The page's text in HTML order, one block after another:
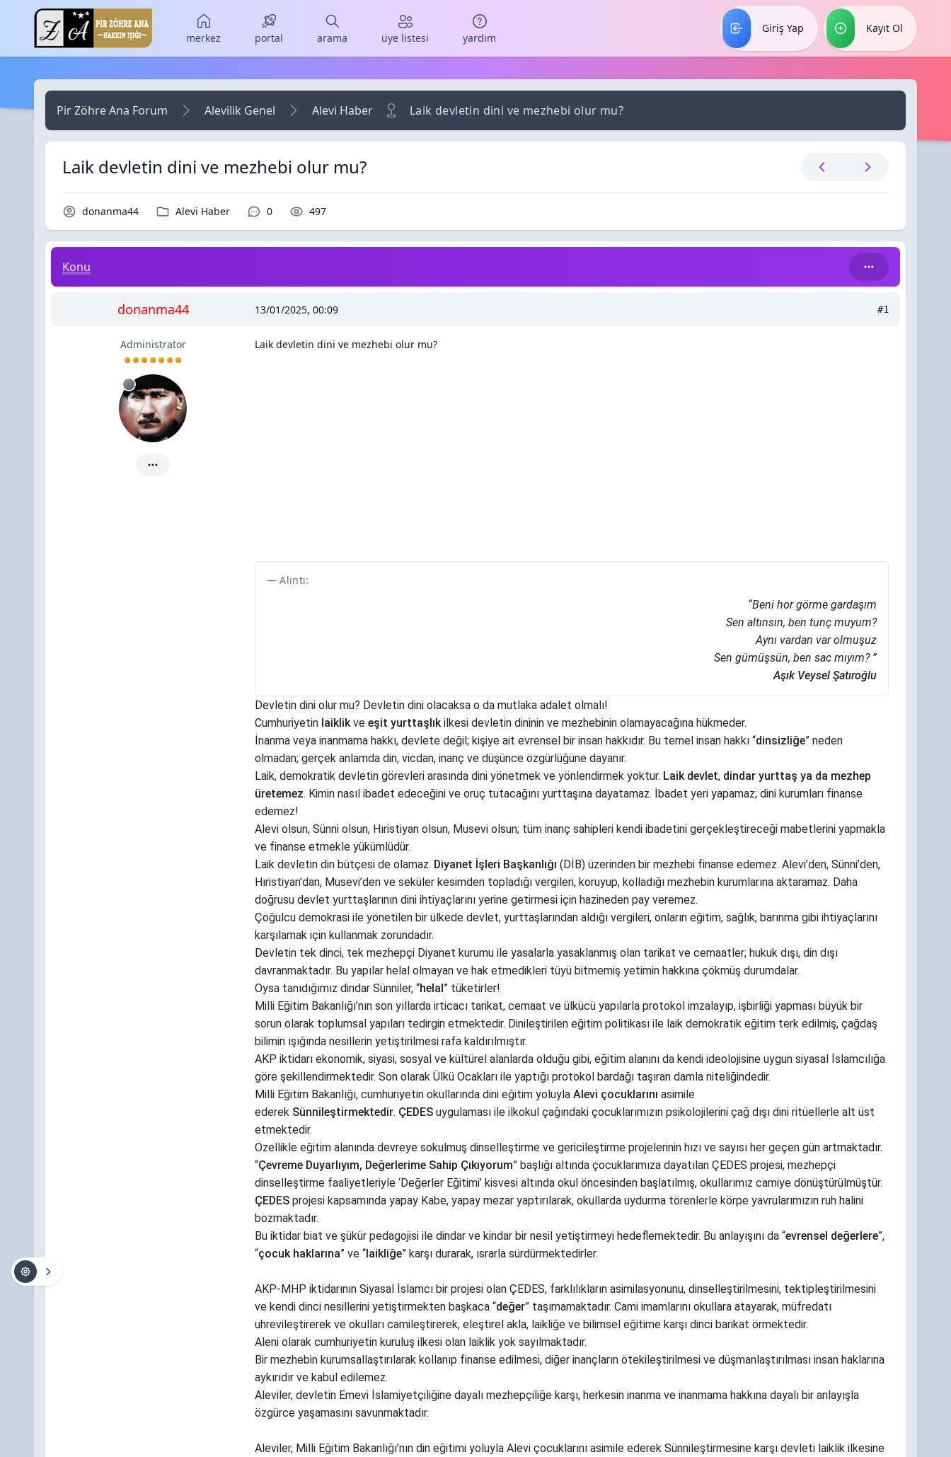
Skip to main content
merkez portal arama üye listesi yardım
Giriş Yap Kayıt Ol
Pir Zöhre Ana Forum Alevilik Genel Alevi Haber Laik devletin dini ve mezhebi olur mu?
Laik devletin dini ve mezhebi olur mu?
Konu Sahibi / Yazar
donanma44 Kategori / Forum
Alevi Haber Yorumlar / Cevaplar
0 Okunma / Görüntüleme
497
Laik devletin dini ve mezhebi olur mu?
Konu
donanma44 13/01/2025, 00:09 #1
Administrator Laik devletin dini ve mezhebi olur mu?
Alıntı:
“Beni hor görme gardaşım
Sen altınsın, ben tunç muyum?
Aynı vardan var olmuşuz
Sen gümüşsün, ben sac mıyım? ”
Aşık Veysel Şatıroğlu
Devletin dini olur mu? Devletin dini olacaksa o da mutlaka adalet olmalı!
Cumhuriyetin laiklikve eşit yurttaşlıkilkesi devletin dininin ve mezhebinin olamayacağına hükmeder.
İnanma veya inanmama hakkı, devlete değil; kişiye ait evrensel bir insan hakkıdır. Bu temel insan hakkı “dinsizliğe” neden
olmadan; gerçek anlamda din, vicdan, inanç ve düşünce özgürlüğüne dayanır.
Laik, demokratik devletin görevleri arasında dini yönetmek ve yönlendirmek yoktur. Laik devlet, dindar yurttaş ya da mezhep
üretemez. Kimin nasıl ibadet edeceğini ve oruç tutacağını yurttaşına dayatamaz. İbadet yeri yapamaz; dini kurumları finanse
edemez!
Alevi olsun, Sünni olsun, Hıristiyan olsun, Musevi olsun; tüm inanç sahipleri kendi ibadetini gerçekleştireceği mabetlerini yapmakla
ve finanse etmekle yükümlüdür.
Laik devletin din bütçesi de olamaz. Diyanet İşleri Başkanlığı (DİB) üzerinden bir mezhebi finanse edemez. Alevi’den, Sünni’den,
Hıristiyan’dan, Musevi’den ve seküler kesimden topladığı vergileri, koruyup, kolladığı mezhebin kurumlarına aktaramaz. Daha
doğrusu devlet yurttaşlarının dini ihtiyaçlarını yerine getirmesi için hazineden pay veremez.
Çoğulcu demokrasi ile yönetilen bir ülkede devlet, yurttaşlarından aldığı vergileri, onların eğitim, sağlık, barınma gibi ihtiyaçlarını
karşılamak için kullanmak zorundadır.
Devletin tek dinci, tek mezhepçi Diyanet kurumu ile yasalarla yasaklanmış olan tarikat ve cemaatler; hukuk dışı, din dışı
davranmaktadır. Bu yapılar helal olmayan ve hak etmedikleri tüyü bitmemiş yetimin hakkına çökmüş durumdalar.
Oysa tanıdığımız dindar Sünniler, “helal” tüketirler!
Milli Eğitim Bakanlığı’nın son yıllarda irticacı tarikat, cemaat ve ülkücü yapılarla protokol imzalayıp, işbirliği yapması büyük bir
sorun olarak toplumsal yapıları tedirgin etmektedir. Dinileştirilen eğitim politikası ile laik demokratik eğitim terk edilmiş, çağdaş
bilimin ışığında nesillerin yetiştirilmesi rafa kaldırılmıştır.
AKP iktidarı ekonomik, siyasi, sosyal ve kültürel alanlarda olduğu gibi, eğitim alanını da kendi ideolojisine uygun siyasal İslamcılığa
göre şekillendirmektedir. Son olarak Ülkü Ocakları ile yaptığı protokol bardağı taşıran damla niteliğindedir.
Milli Eğitim Bakanlığı, cumhuriyetin okullarında dini eğitim yoluyla Alevi çocuklarını asimile
ederek Sünnileştirmektedir. ÇEDES uygulaması ile ilkokul çağındaki çocuklarımızın psikolojilerini çağ dışı dini ritüellerle alt üst
etmektedir.
Özellikle eğitim alanında devreye sokulmuş dinselleştirme ve gericileştirme projelerinin hızı ve sayısı her geçen gün artmaktadır.
“Çevreme Duyarlıyım, Değerlerime Sahip Çıkıyorum” başlığı altında çocuklarımıza dayatılan ÇEDES projesi, mezhepçi
dinselleştirme faaliyetleriyle ‘Değerler Eğitimi’ kisvesi altında okul öncesinden başlatılmış, okullarımız camiye dönüştürülmüştür.
ÇEDES projesi kapsamında yapay Kabe, yapay mezar yaptırılarak, okullarda uydurma törenlerle körpe yavrularımızın ruh halini
bozmaktadır.
Bu iktidar biat ve şükür pedagojisi ile dindar ve kindar bir nesil yetiştirmeyi hedeflemektedir. Bu anlayışını da “evrensel değerlere”,
“çocuk haklarına” ve “laikliğe” karşı durarak, ısrarla sürdürmektedirler.
AKP-MHP iktidarının Siyasal İslamcı bir projesi olan ÇEDES, farklılıkların asimilasyonunu, dinselleştirilmesini, tektipleştirilmesini
ve kendi dinci nesillerini yetiştirmekten başkaca “değer” taşımamaktadır. Cami imamlarını okullara atayarak, müfredatı
uhrevileştirerek ve okulları camileştirerek, eleştirel akla, laikliğe ve bilimsel eğitime karşı dinci barikat örmektedir.
Aleni olarak cumhuriyetin kuruluş ilkesi olan laiklik yok sayılmaktadır.
Bir mezhebin kurumsallaştırılarak kollanıp finanse edilmesi, diğer inançların ötekileştirilmesi ve düşmanlaştırılması insan haklarına
aykırıdır ve kabul edilemez.
Aleviler, devletin Emevi İslamiyetçiliğine dayalı mezhepçiliğe karşı, herkesin inanma ve inanmama hakkına dayalı bir anlayışla
özgürce yaşamasını savunmaktadır.
Aleviler, Milli Eğitim Bakanlığı’nın din eğitimi yoluyla Alevi çocuklarını asimile ederek Sünnileştirmesine karşı devleti laiklik ilkesine